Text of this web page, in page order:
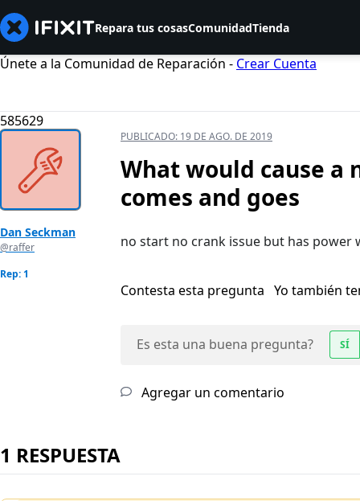
Repara tus cosasComunidadTienda
Únete a la Comunidad de Reparación - Crear Cuenta
585629
Dan Seckman
@raffer
Rep: 1
PUBLICADO: 19 DE AGO. DE 2019
What would cause a
comes and goes
no start no crank issue but has
Contesta esta pregunta Yo también
Es esta una buena pregunta? SÍ
Agregar un comentario
1 RESPUESTA